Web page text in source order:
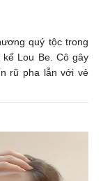
quý tộc trong
kế Lou Be. Cô gây
rũ pha lẫn với vẻ